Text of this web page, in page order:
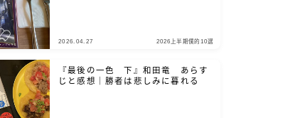
2026.04.27 2026上半期僕的10選
『最後の一色 下』和田竜 あらす
じと感想｜勝者は悲しみに暮れる